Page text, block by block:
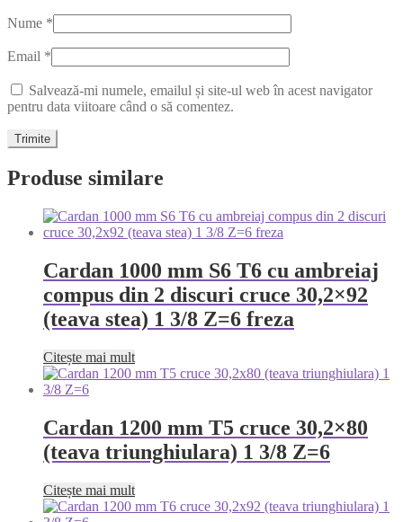
Nume *
Email *
Salvează-mi numele, emailul și site-ul web în acest navigator
pentru data viitoare când o să comentez.
Produse similare
Cardan 1000 mm S6 T6 cu ambreiaj
compus din 2 discuri cruce 30,2×92
(teava stea) 1 3/8 Z=6 freza
Citește mai mult
Cardan 1200 mm T5 cruce 30,2×80
(teava triunghiulara) 1 3/8 Z=6
Citește mai mult